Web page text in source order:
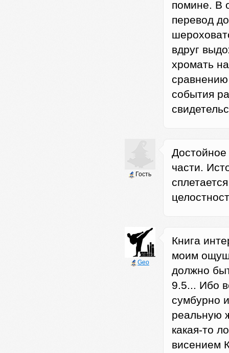
помине. В
перевод
вдруг
хромать
события
Гость
части.
Geo
Книга
моим
должно
9.5... Ибо
сумбурно
реальную
какая-то
висением